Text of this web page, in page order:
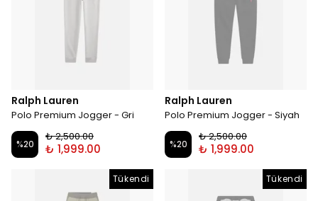
Ralph Lauren
Polo Premium Jogger - Gri
%20
₺ 2,500.00
₺ 1,999.00
Ralph Lauren
Polo Premium Jogger - Siyah
%20
₺ 2,500.00
₺ 1,999.00
Tükendi Tükendi